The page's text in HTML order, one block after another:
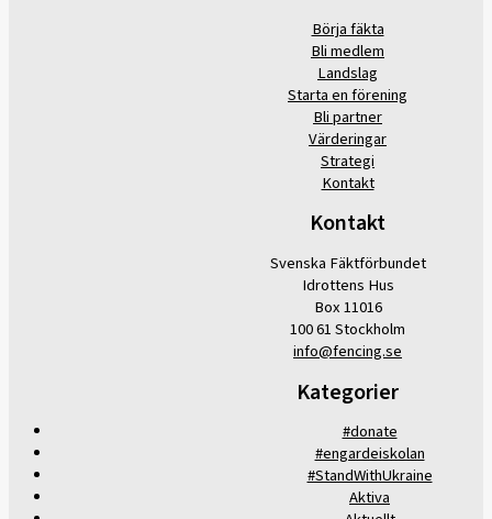
Börja fäkta
Bli medlem
Landslag
Starta en förening
Bli partner
Värderingar
Strategi
Kontakt
Kontakt
Svenska Fäktförbundet
Idrottens Hus
Box 11016
100 61 Stockholm
info@fencing.se
Kategorier
#donate
#engardeiskolan
#StandWithUkraine
Aktiva